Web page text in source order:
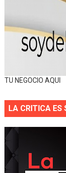
TU NEGOCIO AQUI
LA CRITICA